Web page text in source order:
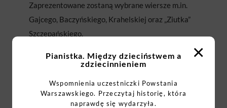
Zaprezentowane zostaną wybrane wiersze m.in.
Gajcego, Baczyńskiego, Krahelskiej oraz „Ziutka”
Szczepańskiego.
Spotkanie będzie transmitowane na żywo za
kampanii BohaterON (Facebook, Youtube).
×
Pianistka. Między dzieciństwem a
zdziecinnieniem
Wspomnienia uczestniczki Powstania
Warszawskiego. Przeczytaj historię, która
naprawdę się wydarzyła.